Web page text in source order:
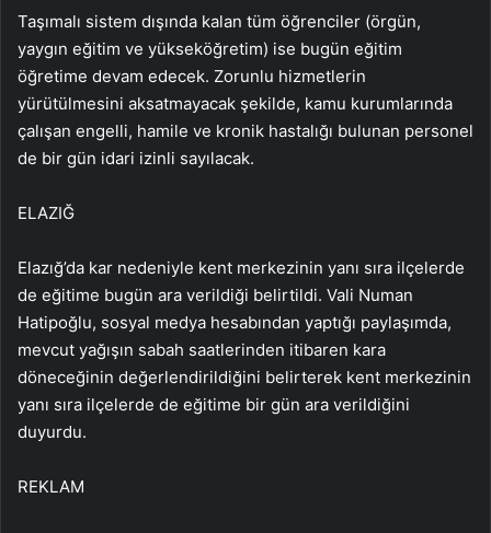
Taşımalı sistem dışında kalan tüm öğrenciler (örgün,
yaygın eğitim ve yükseköğretim) ise bugün eğitim
öğretime devam edecek. Zorunlu hizmetlerin
yürütülmesini aksatmayacak şekilde, kamu kurumlarında
çalışan engelli, hamile ve kronik hastalığı bulunan personel
de bir gün idari izinli sayılacak.
ELAZIĞ
Elazığ’da kar nedeniyle kent merkezinin yanı sıra ilçelerde
de eğitime bugün ara verildiği belirtildi. Vali Numan
Hatipoğlu, sosyal medya hesabından yaptığı paylaşımda,
mevcut yağışın sabah saatlerinden itibaren kara
döneceğinin değerlendirildiğini belirterek kent merkezinin
yanı sıra ilçelerde de eğitime bir gün ara verildiğini
duyurdu.
REKLAM